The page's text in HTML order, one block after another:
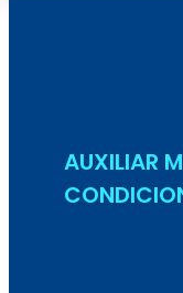
AUXILIAR